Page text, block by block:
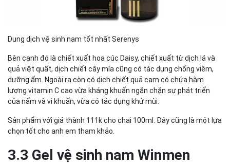
Dung dịch vệ sinh nam tốt nhất Serenys
Bên cạnh đó là chiết xuất hoa cúc Daisy, chiết xuất từ dịch lá và
quả việt quất, dịch chiết cây mía cũng có tác dụng chống viêm,
dưỡng ẩm. Ngoài ra còn có dịch chiết quả cam có chứa hàm
lượng vitamin C cao vừa kháng khuẩn ngăn chặn sự phát triển
của nấm và vi khuẩn, vừa có tác dụng khử mùi.
Sản phẩm với giá thành 111k cho chai 100ml. Đây cũng là một lựa
chọn tốt cho anh em tham khảo.
3.3 Gel vệ sinh nam Winmen